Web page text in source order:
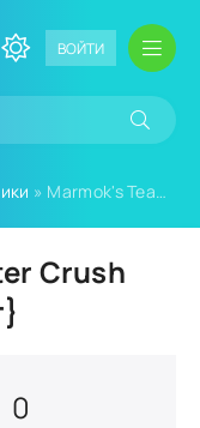
ВОЙТИ
» Marmok's Team Monster Crush {ВЗЛОМ: много денег}
Crush
0